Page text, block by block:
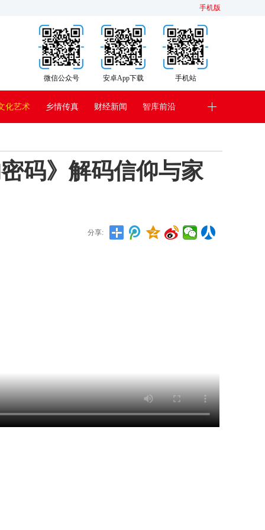
手机版
手机站
安卓App下载
微信公众号
化艺术 乡情传真 财经新闻 智库前沿
码》解码信仰与家
分享: